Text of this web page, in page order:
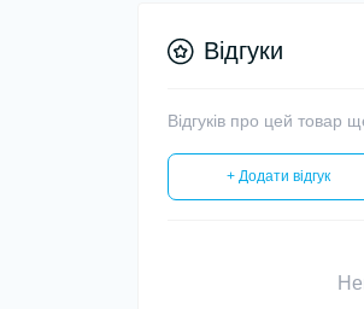
Відгуки
Відгуків про цей товар
+ Додати відгук